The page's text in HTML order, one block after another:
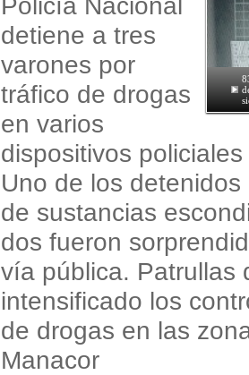
detiene a tres
varones por
tráfico de drogas
en varios
dispositivos
Uno de los
de sustancias
dos fueron
vía pública. Patrullas
intensificado los
de drogas en las
Manacor